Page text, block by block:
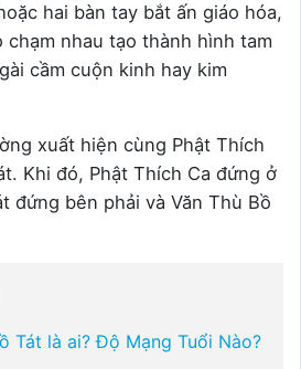
hai bàn tay bắt ấn giáo hóa,
chạm nhau tạo thành hình tam
cầm cuộn kinh hay kim
xuất hiện cùng Phật Thích
Khi đó, Phật Thích Ca đứng ở
đứng bên phải và Văn Thù Bồ
Tát là ai? Độ Mạng Tuổi Nào?